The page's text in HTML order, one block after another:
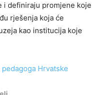
i definiraju promjene koje
rješenja koja će
kao institucija koje
Hrvatske